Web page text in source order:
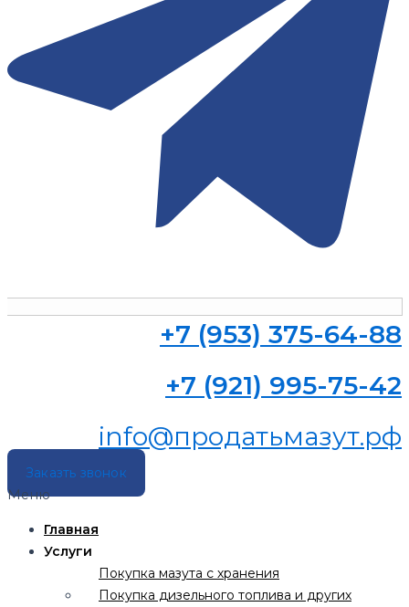
+7 (953) 375-64-88
+7 (921) 995-75-42
info@продатьмазут.рф
Заказть звонок
Меню
Главная
Услуги
Покупка мазута с хранения
Покупка дизельного топлива и других